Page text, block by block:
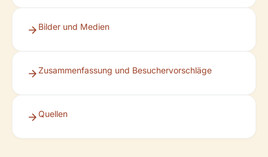
Bilder und Medien
Zusammenfassung und Besuchervorschläge
Quellen